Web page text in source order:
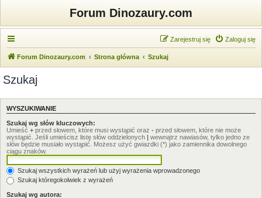
Forum Dinozaury.com
Zaloguj się
Zarejestruj się
Forum Dinozaury.com Strona główna Szukaj
Szukaj
WYSZUKIWANIE
Szukaj wg słów kluczowych:
Umieść + przed słowem, które musi wystąpić oraz - przed słowem, które nie może
wystąpić. Jeśli umieścisz listę słów oddzielonych | wewnątrz nawiasów, tylko jedno ze
słów będzie musiało wystąpić. Możesz użyć gwiazdki (*) jako zamiennika dowolnego
ciągu znaków.
Szukaj wszystkich wyrażeń lub użyj wyrażenia wprowadzonego
Szukaj któregokolwiek z wyrażeń
Szukaj wg autora: